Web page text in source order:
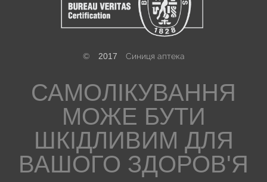
© 2017 Синиця аптека
САМОЛІКУВАННЯ
МОЖЕ БУТИ
ШКІДЛИВИМ ДЛЯ
ВАШОГО ЗДОРОВ'Я